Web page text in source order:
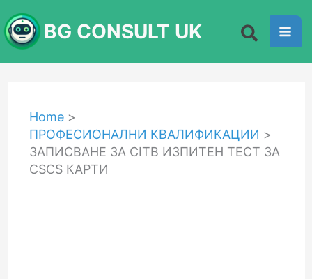
to
content
BG CONSULT UK
Home
ПРОФЕСИОНАЛНИ КВАЛИФИКАЦИИ
ЗАПИСВАНЕ ЗА CITB ИЗПИТЕН ТЕСТ ЗА
CSCS КАРТИ